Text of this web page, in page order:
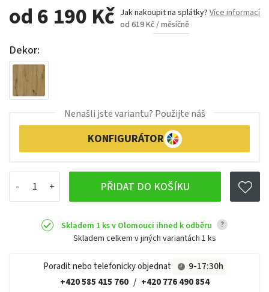
od 6 190 Kč Jak nakoupit na splátky? Více informací
od 619 Kč / měsíčně
Dekor:
PŘIDAT DO KOŠÍKU
Nenašli jste variantu? Použijte náš
KONFIGURÁTOR
Skladem 1 ks v Olomouci ihned k odběru ?
Skladem celkem v jiných variantách 1 ks
Poradit nebo telefonicky objednat
9-17:30h
+420 585 415 760 / +420 776 490 854